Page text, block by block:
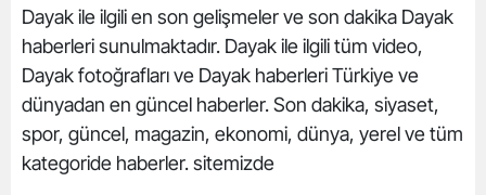
Dayak ile ilgili en son gelişmeler ve son dakika Dayak
haberleri sunulmaktadır. Dayak ile ilgili tüm video,
Dayak fotoğrafları ve Dayak haberleri Türkiye ve
dünyadan en güncel haberler. Son dakika, siyaset,
spor, güncel, magazin, ekonomi, dünya, yerel ve tüm
kategoride haberler. sitemizde